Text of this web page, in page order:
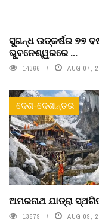
ସୁଗନ୍ଧ ଉତ୍କର୍ଷର ୭୭
ଭୁବନେଶ୍ୱରରେ ...
14366 AUG 07,
ଦେଶ-ଦେଶାନ୍ତର
ଅମରନାଥ ଯାତ୍ରା
13679 AUG 09,